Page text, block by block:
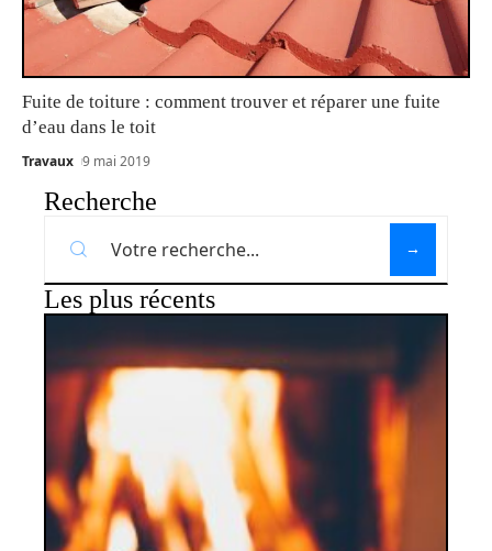
Fuite de toiture : comment trouver et réparer une fuite
d’eau dans le toit
Travaux 9 mai 2019
Recherche
Les plus récents